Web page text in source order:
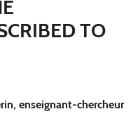
TO
enseignant-chercheur